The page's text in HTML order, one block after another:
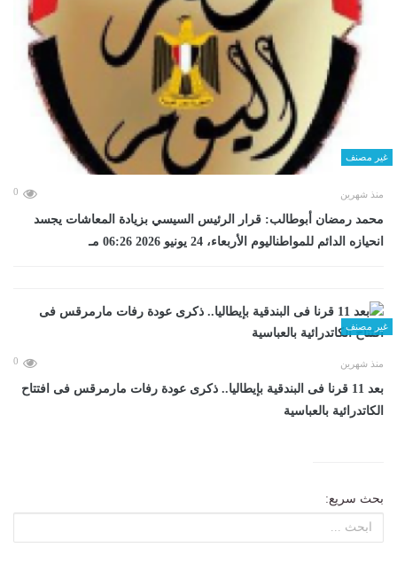
غير مصنف
منذ شهرين 0
محمد رمضان أبوطالب: قرار الرئيس السيسي بزيادة المعاشات يجسد
انحيازه الدائم للمواطناليوم الأربعاء، 24 يونيو 2026 06:26 مـ
غير مصنف
منذ شهرين 0
بعد 11 قرنا فى البندقية بإيطاليا.. ذكرى عودة رفات مارمرقس فى افتتاح
الكاتدرائية بالعباسية
بحث سريع: